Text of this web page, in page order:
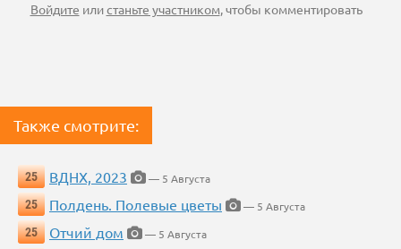
Войдите илистаньте участником, чтобы комментировать
Также смотрите:
25 ВДНХ, 2023
— 5 Августа
25
Полдень. Полевые цветы
— 5 Августа
25
Отчий дом
— 5 Августа